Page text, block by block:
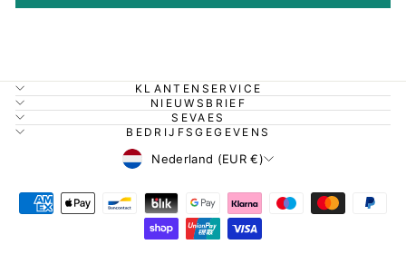
KLANTENSERVICE
NIEUWSBRIEF
SEVAES
BEDRIJFSGEGEVENS
Valuta
Nederland (EUR €)